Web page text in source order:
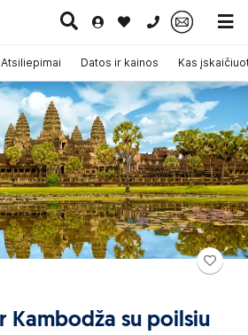
0 700 11007
Egzotinės
kelionės
Kruizai
Kambodža su poilsiu
Atsiliepimai Datos ir kainos Kas